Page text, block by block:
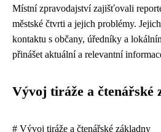
Místní zpravodajství zajišťovali
městské čtvrti a jejich problémy.
kontaktu s občany, úředníky a
přinášet aktuální a relevantní
Vývoj tiráže a čtenářské
# Vývoj tiráže a čtenářské základny